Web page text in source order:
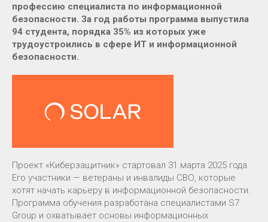
профессию специалиста по информационной
безопасности. За год работы программа выпустила
94 студента, порядка 35% из которых уже
трудоустроились в сфере ИТ и информационной
безопасности.
Проект «Киберзащитник» стартовал 31 марта 2025 года.
Его участники — ветераны и инвалиды СВО, которые
хотят начать карьеру в информационной безопасности.
Программа обучения разработана специалистами S7
Group и охватывает основы информационных